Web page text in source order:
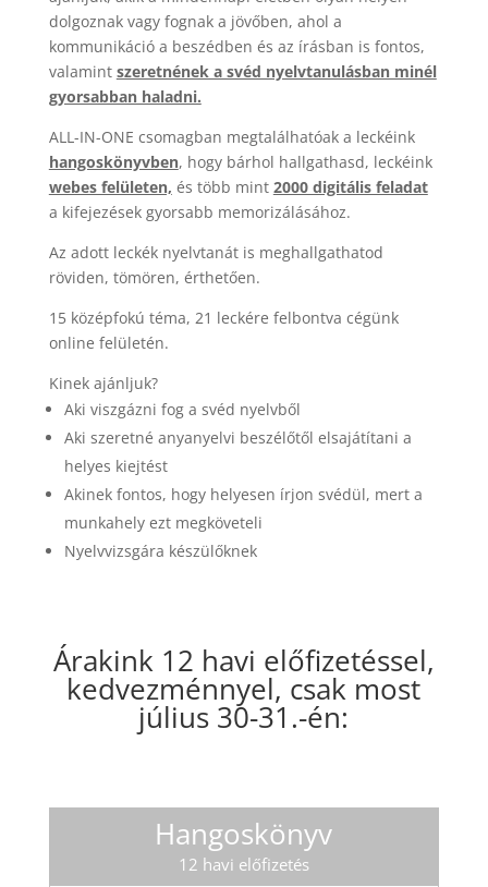
dolgoznak vagy fognak a jövőben, ahol a
kommunikáció a beszédben és az írásban is fontos,
valamint szeretnének a svéd nyelvtanulásban minél
gyorsabban haladni.
ALL-IN-ONE csomagban megtalálhatóak a leckéink
hangoskönyvben, hogy bárhol hallgathasd, leckéink
webes felületen, és több mint 2000 digitális feladat
a kifejezések gyorsabb memorizálásához.
Az adott leckék nyelvtanát is meghallgathatod
röviden, tömören, érthetően.
15 középfokú téma, 21 leckére felbontva cégünk
online felületén.
Kinek ajánljuk?
Aki viszgázni fog a svéd nyelvből
Aki szeretné anyanyelvi beszélőtől elsajátítani a
helyes kiejtést
Akinek fontos, hogy helyesen írjon svédül, mert a
munkahely ezt megköveteli
Nyelvvizsgára készülőknek
Árakink 12 havi előfizetéssel,
kedvezménnyel, csak most
július 30-31.-én:
Hangoskönyv
12 havi előfizetés